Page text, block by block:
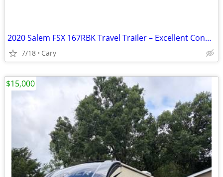
2020 Salem FSX 167RBK Travel Trailer – Excellent Condition
7/18 Cary
$15,000